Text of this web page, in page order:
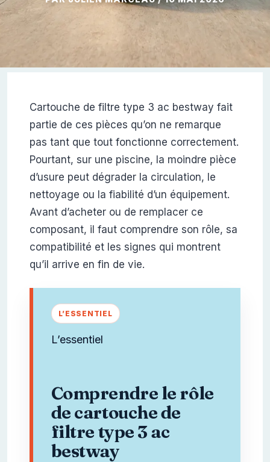
Cartouche de filtre type 3 ac bestway fait
partie de ces pièces qu’on ne remarque
pas tant que tout fonctionne correctement.
Pourtant, sur une piscine, la moindre pièce
d’usure peut dégrader la circulation, le
nettoyage ou la fiabilité d’un équipement.
Avant d’acheter ou de remplacer ce
composant, il faut comprendre son rôle, sa
compatibilité et les signes qui montrent
qu’il arrive en fin de vie.
L’essentiel
Comprendre le rôle
de cartouche de
filtre type 3 ac
bestway